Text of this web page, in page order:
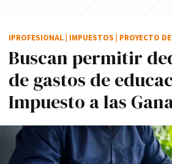
Buscan permitir
de gastos de
Impuesto a las
IPROFESIONAL IMPUESTOS PROYECTO